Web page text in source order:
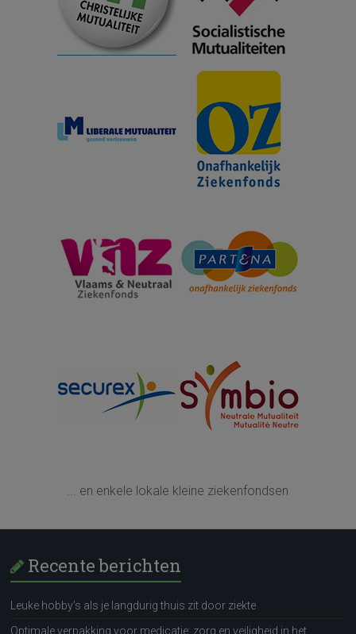
... en enkele lokale kleine ziekenfondsen
Recente berichten
Leuke hobby’s als je langdurig thuis zit door ziekte
Optimale verpakking voor medicatie: zorg en veiligheid in het